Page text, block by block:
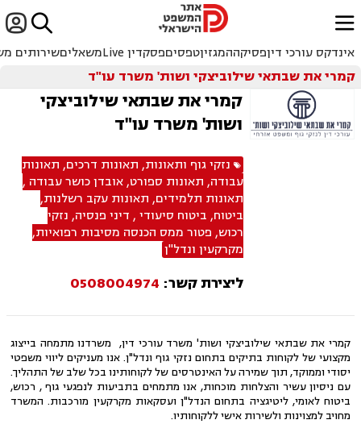

ﱐ
אינדקס עורכי דיןפסיקההמגזיןטפסיםפסקדין Live משאליםשירותים
קמרי את שבתאי שילוביצקי ושות' משרד עו"ד
קמרי את שבתאי שילוביצקי
ושות' משרד עו"ד
נזקי גוף ותאונות, תאונות דרכים, תאונות
עבודה, תאונות ספורט,אובדן כושר עבודה ,
תאונות תלמידים, תאונות עקב רשלנות,
ביטוח, ביטוח סיעודי , דיני פנסיה, נזקי
רכוש, פטור ממס הכנסה מסיבות רפואיות,
מקרקעין ונדל"ן
ליצירת קשר: 0508004974
קמרי את שבתאי שילוביצקי ושות' משרד עורכי דין, משרדנו מתמחה בייצוג
מקצועי של לקוחות בתיקים בתחום נזקי גוף ונדל"ן. אנו מעניקים ליווי משפטי
יסודי וממוקד, תוך שמירה על האינטרסים של לקוחותינו בכל שלב של התהליך.
עם ניסיון עשיר והצלחות מוכחות, אנו מתמחים בתביעות לנפגעי גוף , רכוש,
ביטוח לאומי, ליטיגציה בתחום הנדל"ן ועסקאות מקרקעין מורכבות. המשרד
מחויב למצוינות ולשירות אישי ללקוחותיו.